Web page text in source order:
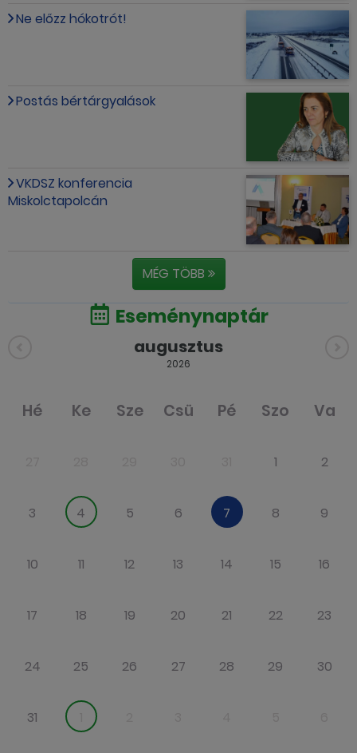
Ne előzz hókotrót!
Postás bértárgyalások
VKDSZ konferencia
Miskolctapolcán
MÉG TÖBB
Eseménynaptár
augusztus
2026
Hé Ke Sze Csü Pé Szo Va
1 2
3 4 5 6 7 8 9
10 11 12 13 14 15 16
17 18 19 20 21 22 23
24 25 26 27 28 29 30
31